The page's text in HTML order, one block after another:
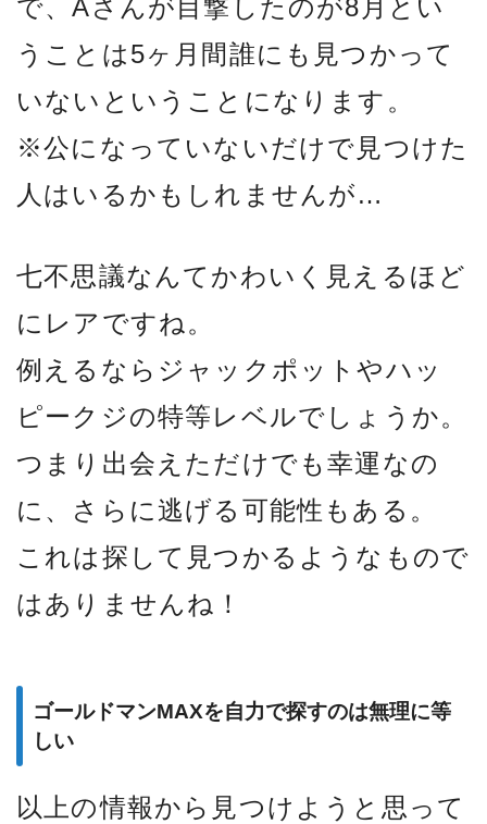
で、Aさんが目撃したのが8月とい
うことは5ヶ月間誰にも見つかって
いないということになります。
※公になっていないだけで見つけた
人はいるかもしれませんが…
七不思議なんてかわいく見えるほど
にレアですね。
例えるならジャックポットやハッ
ピークジの特等レベルでしょうか。
つまり出会えただけでも幸運なの
に、さらに逃げる可能性もある。
これは探して見つかるようなもので
はありませんね！
ゴールドマンMAXを自力で探すのは無理に等
しい
以上の情報から見つけようと思って